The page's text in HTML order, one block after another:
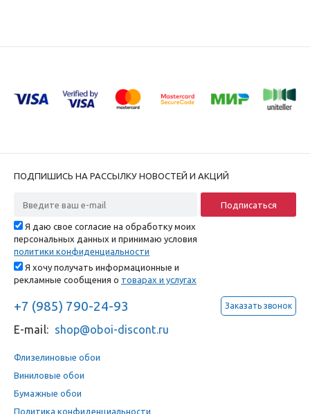
ПОДПИШИСЬ НА РАССЫЛКУ НОВОСТЕЙ И АКЦИЙ
Я даю свое согласие на обработку моих
персональных данных и принимаю условия
политики конфиденциальности
Я хочу получать информационные и
рекламные сообщения о товарах и услугах
+7 (985) 790-24-93 Заказать звонок
E-mail: shop@oboi-discont.ru
Флизелиновые обои
Виниловые обои
Бумажные обои
Политика конфиденциальности